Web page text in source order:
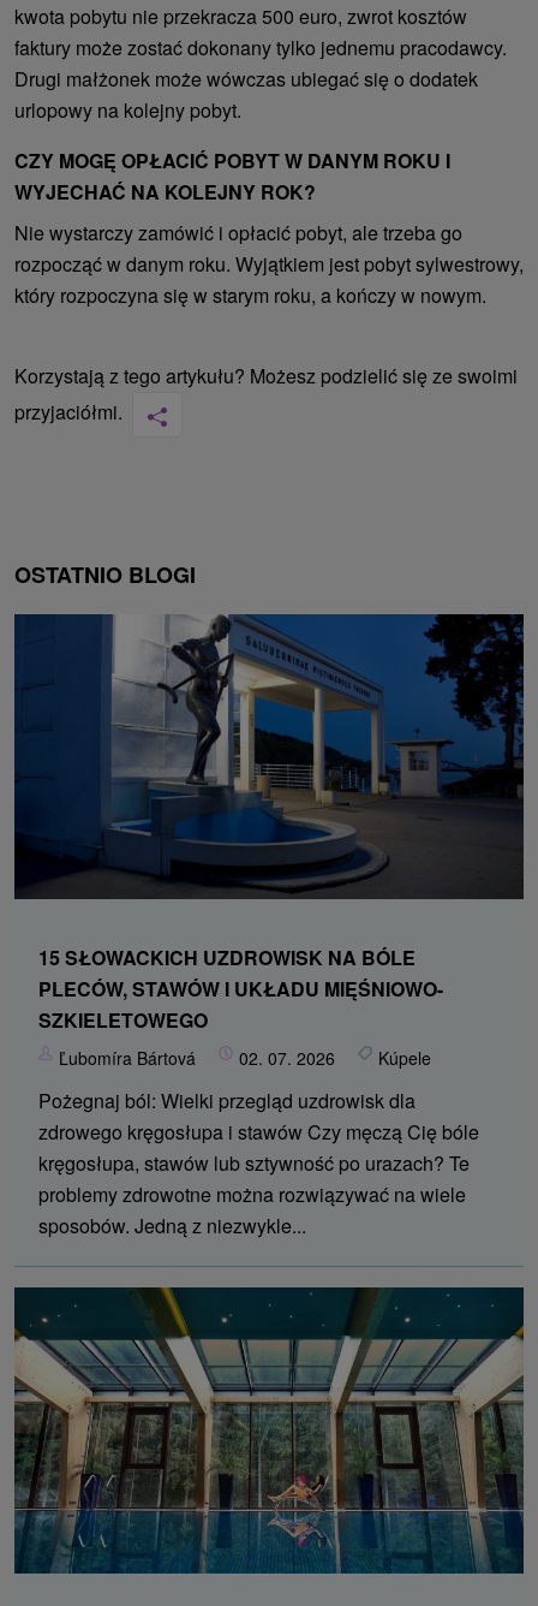
kwota pobytu nie przekracza 500 euro, zwrot kosztów
faktury może zostać dokonany tylko jednemu pracodawcy.
Drugi małżonek może wówczas ubiegać się o dodatek
urlopowy na kolejny pobyt.
CZY MOGĘ OPŁACIĆ POBYT W DANYM ROKU I
WYJECHAĆ NA KOLEJNY ROK?
Nie wystarczy zamówić i opłacić pobyt, ale trzeba go
rozpocząć w danym roku. Wyjątkiem jest pobyt sylwestrowy,
który rozpoczyna się w starym roku, a kończy w nowym.
Korzystają z tego artykułu? Możesz podzielić się ze swoimi
przyjaciółmi.
OSTATNIO BLOGI
15 SŁOWACKICH UZDROWISK NA BÓLE
PLECÓW, STAWÓW I UKŁADU MIĘŚNIOWO-
SZKIELETOWEGO
Ľubomíra Bártová 02. 07. 2026 Kúpele
Pożegnaj ból: Wielki przegląd uzdrowisk dla
zdrowego kręgosłupa i stawów Czy męczą Cię bóle
kręgosłupa, stawów lub sztywność po urazach? Te
problemy zdrowotne można rozwiązywać na wiele
sposobów. Jedną z niezwykle...